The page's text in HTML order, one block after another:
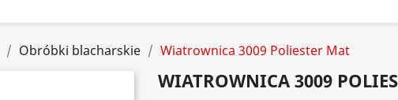
Obróbki blacharskie Wiatrownica 3009 Poliester Mat
WIATROWNICA 3009